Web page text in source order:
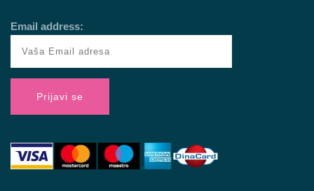
Email address: